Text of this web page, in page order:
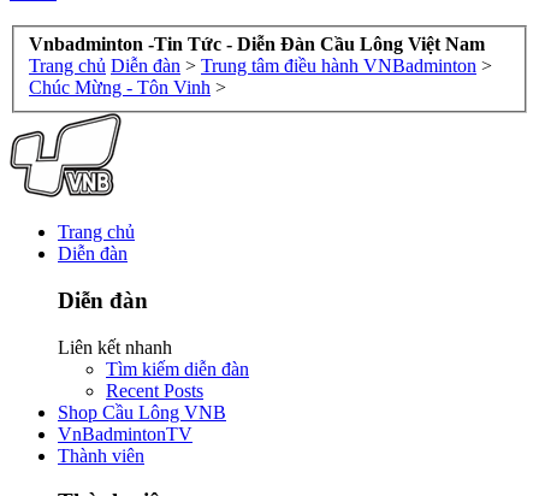
Vnbadminton -Tin Tức - Diễn Đàn Cầu Lông Việt Nam
Trang chủ Diễn đàn > Trung tâm điều hành VNBadminton >
Chúc Mừng - Tôn Vinh >
Trang chủ
Diễn đàn
Diễn đàn
Liên kết nhanh
Tìm kiếm diễn đàn
Recent Posts
Shop Cầu Lông VNB
VnBadmintonTV
Thành viên